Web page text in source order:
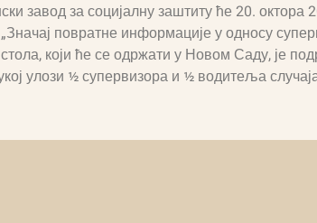
завод за социјалну заштиту ће 20.
„Значај повратне информације у односу
стола, који ће се одржати у Новом Саду, је
улози ½ супервизора и ½ водитеља